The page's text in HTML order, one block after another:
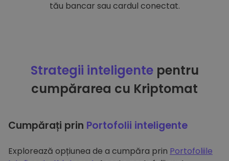
tău bancar sau cardul conectat.
Strategii inteligentepentru
cumpărarea cu Kriptomat
Cumpărați prin Portofolii inteligente
Explorează opțiunea de a cumpăra prin Portofoliile